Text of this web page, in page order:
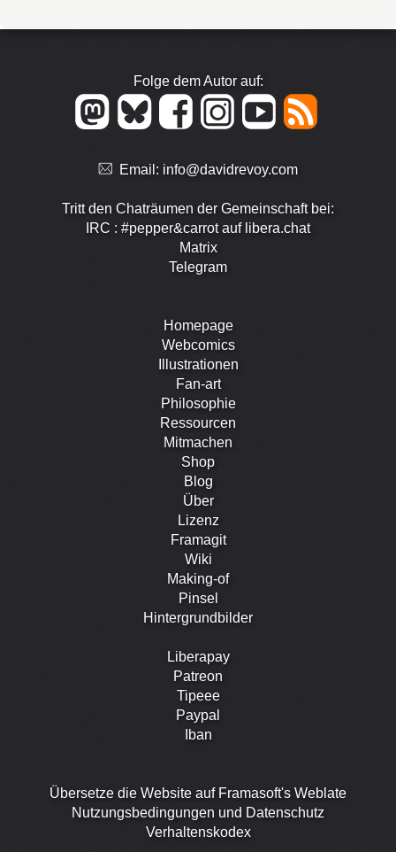
Folge dem Autor auf:
Email: info@davidrevoy.com
Tritt den Chaträumen der Gemeinschaft bei:
IRC : #pepper&carrot auf libera.chat
Matrix
Telegram
Homepage
Webcomics
Illustrationen
Fan-art
Philosophie
Ressourcen
Mitmachen
Shop
Blog
Über
Lizenz
Framagit
Wiki
Making-of
Pinsel
Hintergrundbilder
Liberapay
Patreon
Tipeee
Paypal
Iban
Übersetze die Website auf Framasoft's Weblate
Nutzungsbedingungen und Datenschutz
Verhaltenskodex